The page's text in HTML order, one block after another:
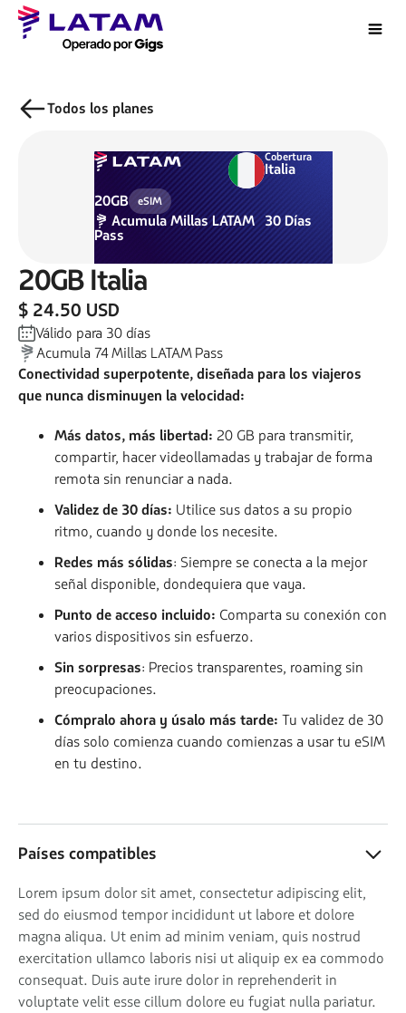
Todos los planes
Cobertura
Italia
20GB
eSIM
AcumulaMillas LATAM
Pass
30Días
20GB Italia
$ 24.50 USD
Válido para 30días
Acumula74Millas LATAM Pass
Conectividad superpotente, diseñada para los viajeros
que nunca disminuyen la velocidad:
Más datos, más libertad: 20 GB para transmitir,
compartir, hacer videollamadas y trabajar de forma
remota sin renunciar a nada.
Validez de 30 días: Utilice sus datos a su propio
ritmo, cuando y donde los necesite.
Redes más sólidas: Siempre se conecta a la mejor
señal disponible, dondequiera que vaya.
Punto de acceso incluido: Comparta su conexión con
varios dispositivos sin esfuerzo.
Sin sorpresas: Precios transparentes, roaming sin
preocupaciones.
Cómpralo ahora y úsalo más tarde: Tu validez de 30
días solo comienza cuando comienzas a usar tu eSIM
en tu destino.
Países compatibles
Lorem ipsum dolor sit amet, consectetur adipiscing elit,
sed do eiusmod tempor incididunt ut labore et dolore
magna aliqua. Ut enim ad minim veniam, quis nostrud
exercitation ullamco laboris nisi ut aliquip ex ea commodo
consequat. Duis aute irure dolor in reprehenderit in
voluptate velit esse cillum dolore eu fugiat nulla pariatur.